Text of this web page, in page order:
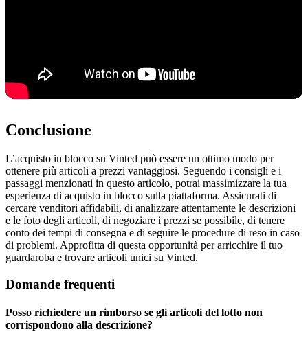
Conclusione
L’acquisto in blocco su Vinted può essere un ottimo modo per
ottenere più articoli a prezzi vantaggiosi. Seguendo i consigli e i
passaggi menzionati in questo articolo, potrai massimizzare la tua
esperienza di acquisto in blocco sulla piattaforma. Assicurati di
cercare venditori affidabili, di analizzare attentamente le descrizioni
e le foto degli articoli, di negoziare i prezzi se possibile, di tenere
conto dei tempi di consegna e di seguire le procedure di reso in caso
di problemi. Approfitta di questa opportunità per arricchire il tuo
guardaroba e trovare articoli unici su Vinted.
Domande frequenti
Posso richiedere un rimborso se gli articoli del lotto non
corrispondono alla descrizione?